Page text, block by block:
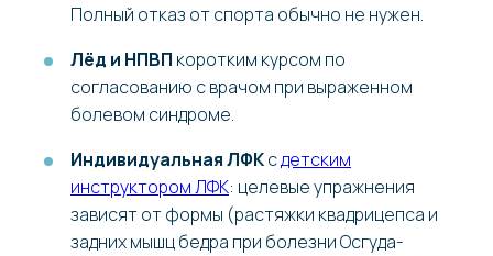
Полный отказ от спорта обычно не нужен.
Лёд и НПВП коротким курсом по
согласованию с врачом при выраженном
болевом синдроме.
Индивидуальная ЛФКсдетским
инструктором ЛФК: целевые упражнения
зависят от формы (растяжки квадрицепса и
задних мышц бедра при болезни Осгуда-